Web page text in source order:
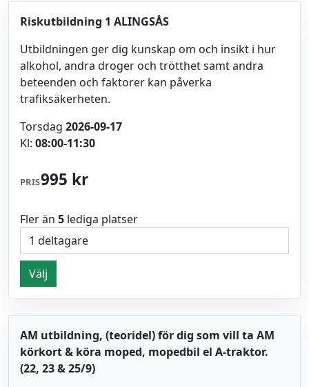
Riskutbildning 1 ALINGSÅS
Utbildningen ger dig kunskap om och insikt i hur
alkohol, andra droger och trötthet samt andra
beteenden och faktorer kan påverka
trafiksäkerheten.
Torsdag 2026-09-17
Kl: 08:00-11:30
PRIS995 kr
Fler än 5 lediga platser
Välj
AM utbildning, (teoridel) för dig som vill ta AM
körkort & köra moped, mopedbil el A-traktor.
(22, 23 & 25/9)